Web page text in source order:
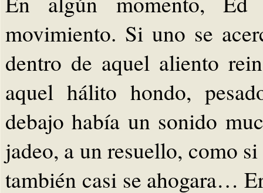
movimiento. Si uno se
dentro de aquel aliento
aquel hálito hondo,
debajo había un sonido
jadeo, a un resuello, como
también casi se ahogara…